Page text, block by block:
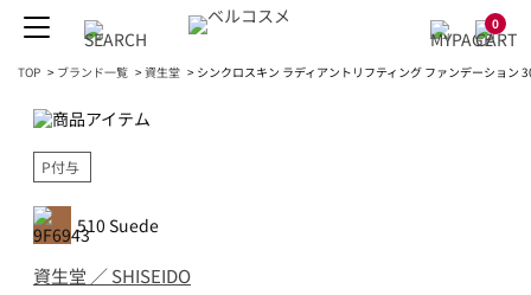
0
TOP > ブランド一覧 >資生堂 > シンクロスキン ラディアントリフティング ファンデーション
P付与
510 Suede
資生堂 ／ SHISEIDO